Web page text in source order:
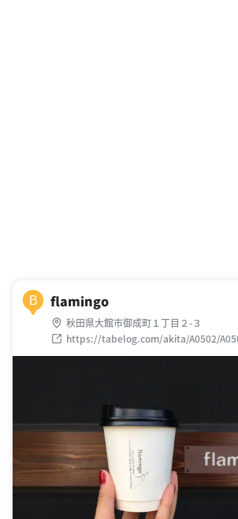
B flamingo
秋田県大館市御成町１丁目２-３
https://tabelog.com/akita/A0502/